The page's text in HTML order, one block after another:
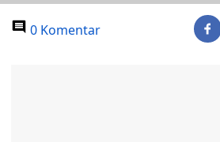
0 Komentar